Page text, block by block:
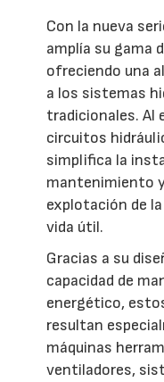
Con la nueva
amplía su gama
ofreciendo una
a los sistemas
tradicionales. Al
circuitos
simplifica la
mantenimiento
explotación de
vida útil.
Gracias a su
capacidad de
energético,
resultan
máquinas
ventiladores,